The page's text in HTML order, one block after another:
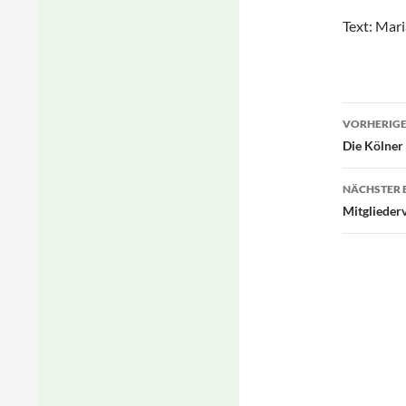
Text:
Die
NÄCHSTER